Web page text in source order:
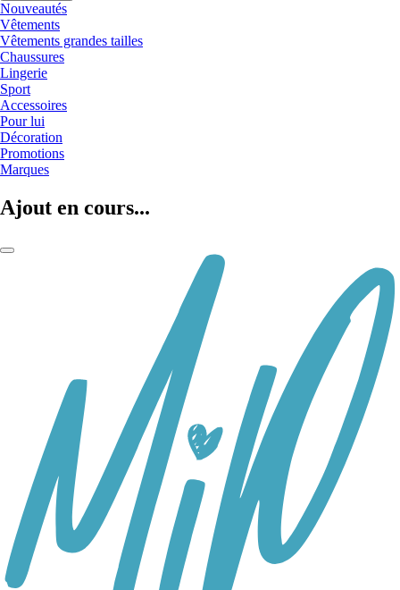
Nouveautés
Vêtements
Vêtements grandes tailles
Chaussures
Lingerie
Sport
Accessoires
Pour lui
Décoration
Promotions
Marques
Ajout en cours...